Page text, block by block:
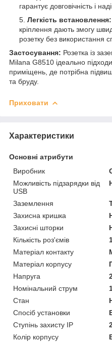
гарантує довговічність і
Легкість встановлення:
кріплення дають змогу
розетку без використання
Застосування: Розетка із
Milana G8510 ідеально
приміщень, де потрібна
та бруду.
Приховати
Характеристики
Основні атрибути
Виробник
Можливість підзарядки від
USB
Заземлення
Захисна кришка
Захисні шторки
Кількість роз'ємів
Матеріал контакту
Матеріал корпусу
Напруга
Номінальний струм
Стан
Спосіб установки
Ступінь захисту IP
Колір корпусу